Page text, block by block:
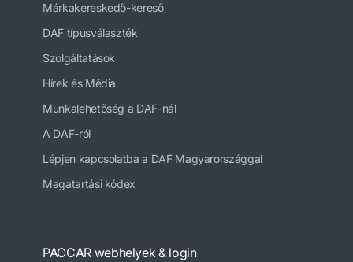
Márkakereskedő-kereső
DAF típusválaszték
Szolgáltatások
Hírek és Média
Munkalehetőség a DAF-nál
A DAF-ról
Lépjen kapcsolatba a DAF Magyarországgal
Magatartási kódex
PACCAR webhelyek & login